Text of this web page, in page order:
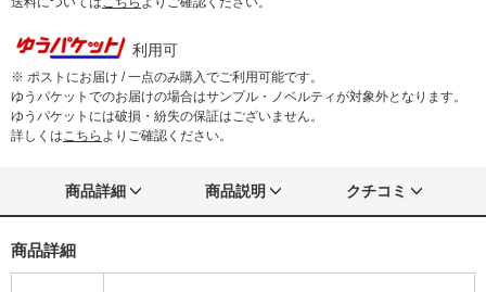
利用可
※ ポストにお届け / 一点のみ購入でご利用可能です。
ゆうパケットでのお届けの場合はサンプル・ノベルティが対象外となります。
ゆうパケットには破損・紛失の保証はございません。
詳しくはこちら よりご確認ください。
商品詳細 商品説明 クチコミ
商品詳細